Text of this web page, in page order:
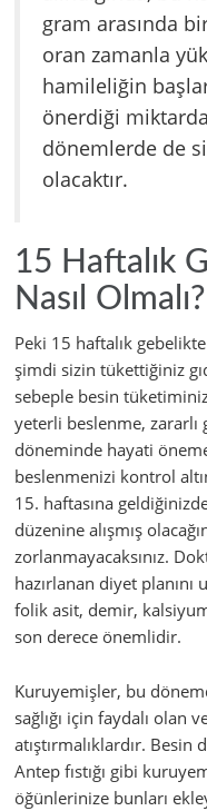
gram arasında
oran zamanla
hamileliğin
önerdiği
dönemlerde de
olacaktır.
15 Haftalık
Nasıl Olmalı?
Peki 15 haftalık
şimdi sizin tükettiğiniz
sebeple besin
yeterli beslenme, zararlı
döneminde hayati
beslenmenizi kontrol
15. haftasına
düzenine alışmış
zorlanmayacaksınız.
hazırlanan diyet
folik asit, demir,
son derece önemlidir.
Kuruyemişler, bu
sağlığı için faydalı olan
atıştırmalıklardır.
Antep fıstığı gibi
öğünlerinize bunları